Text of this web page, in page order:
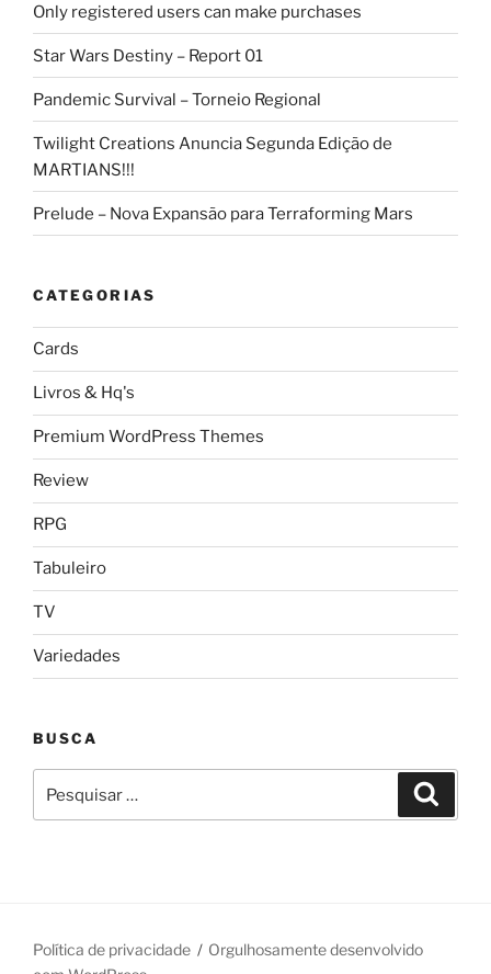
Only registered users can make purchases
Star Wars Destiny – Report 01
Pandemic Survival – Torneio Regional
Twilight Creations Anuncia Segunda Edição de
MARTIANS!!!
Prelude – Nova Expansão para Terraforming Mars
CATEGORIAS
Cards
Livros & Hq's
Premium WordPress Themes
Review
RPG
Tabuleiro
TV
Variedades
BUSCA
por:
Política de privacidade
Orgulhosamente desenvolvido